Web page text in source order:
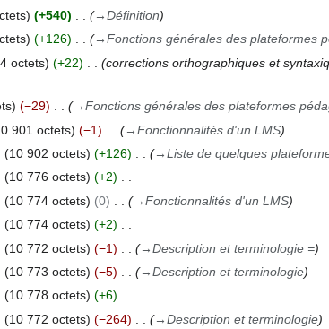
+540 →Définition
+126 →Fonctions générales des plateformes
octets +22
corrections orthographiques et
−29 →Fonctions générales des plateformes
901 octets −1 →Fonctionnalités d'un LMS
10 902 octets +126 →Liste de quelques
10 776 octets
+2
10 774 octets 0 →Fonctionnalités d'un LMS
10 774 octets
+2
10 772 octets −1 →Description et terminologie =
10 773 octets −5 →Description et terminologie
10 778 octets
+6
10 772 octets −264 →Description et terminologie